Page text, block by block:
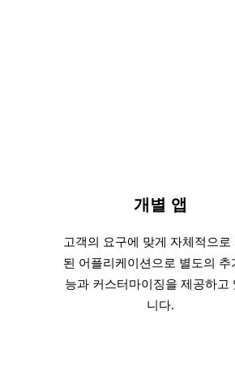
개별 앱
고객의 요구에 맞게 자체적으로
된 어플리케이션으로 별도의 추
능과 커스터마이징을 제공하고
니다.